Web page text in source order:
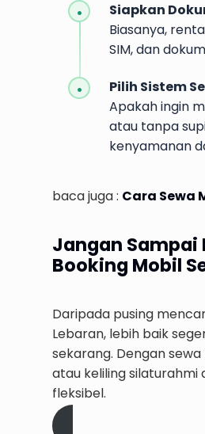
Siapkan
Biasanya,
SIM, dan
Pilih Sistem
Apakah ingin
atau tanpa
kenyamanan
baca juga : Cara Sewa
Jangan Sampai
Booking Mobil
Daripada pusing
Lebaran, lebih baik
sekarang. Dengan
atau keliling silaturahmi
fleksibel.